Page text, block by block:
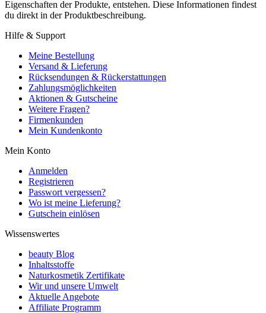
Eigenschaften der Produkte, entstehen. Diese Informationen findest
du direkt in der Produktbeschreibung.
Hilfe & Support
Meine Bestellung
Versand & Lieferung
Rücksendungen & Rückerstattungen
Zahlungsmöglichkeiten
Aktionen & Gutscheine
Weitere Fragen?
Firmenkunden
Mein Kundenkonto
Mein Konto
Anmelden
Registrieren
Passwort vergessen?
Wo ist meine Lieferung?
Gutschein einlösen
Wissenswertes
beauty Blog
Inhaltsstoffe
Naturkosmetik Zertifikate
Wir und unsere Umwelt
Aktuelle Angebote
Affiliate Programm